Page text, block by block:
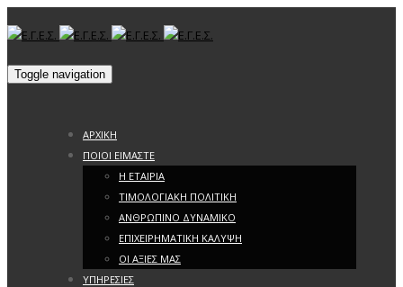
Toggle navigation
ΑΡΧΙΚΗ
ΠΟΙΟΙ ΕΙΜΑΣΤΕ
Η ΕΤΑΙΡΙΑ
ΤΙΜΟΛΟΓΙΑΚΗ ΠΟΛΙΤΙΚΗ
ΑΝΘΡΩΠΙΝΟ ΔΥΝΑΜΙΚΟ
ΕΠΙΧΕΙΡΗΜΑΤΙΚΗ ΚΑΛΥΨΗ
ΟΙ ΑΞΙΕΣ ΜΑΣ
ΥΠΗΡΕΣΙΕΣ